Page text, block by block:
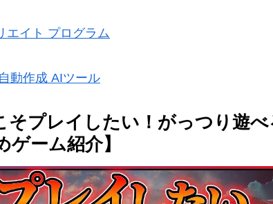
エイト プログラム
動作成 AIツール
そプレイしたい！がっつり遊
ーム紹介】